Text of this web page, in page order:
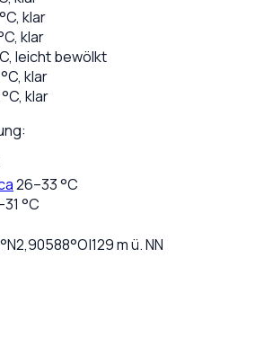
°C, klar
klar
leicht bewölkt
°C, klar
°C, klar
26–33°C
31 °C
°N2,90588°O|129m ü. NN